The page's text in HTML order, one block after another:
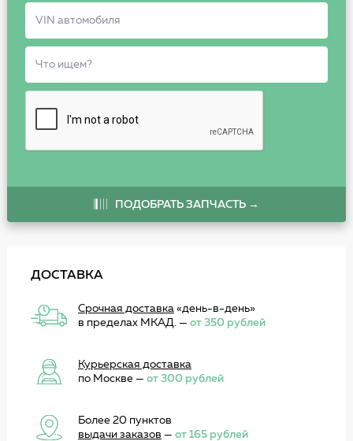
ПОДОБРАТЬ ЗАПЧАСТЬ →
ДОСТАВКА
Срочная доставка«день-в-день»
в пределах МКАД. — от 350 рублей
Курьерская доставка
по Москве — от 300 рублей
Более 20 пунктов
выдачи заказов — от 165 рублей